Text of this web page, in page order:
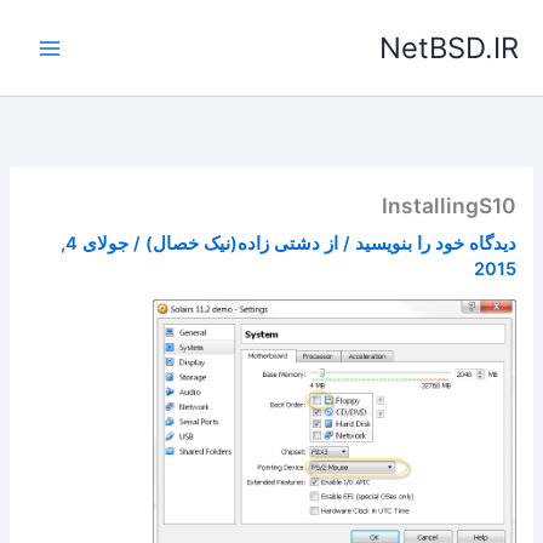
NetBSD.IR
InstallingS10
دیدگاه‌ خود را بنویسید / از دشتی زاده(نیک خصال)/
جولای 4,
2015